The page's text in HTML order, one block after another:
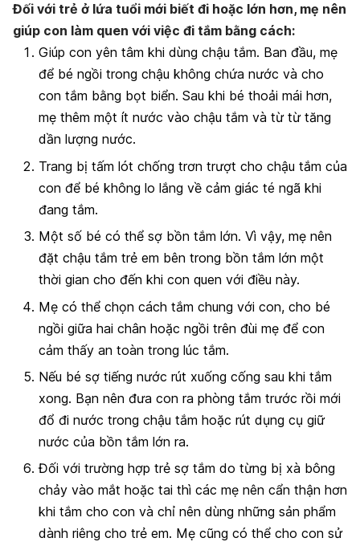
Đối với trẻ ở lứa tuổi mới biết đi hoặc lớn hơn, mẹ nên
giúp con làm quen với việc đi tắm bằng cách:
Giúp con yên tâm khi dùng chậu tắm. Ban đầu, mẹ
để bé ngồi trong chậu không chứa nước và cho
con tắm bằng bọt biển. Sau khi bé thoải mái hơn,
mẹ thêm một ít nước vào chậu tắm và từ từ tăng
dần lượng nước.
Trang bị tấm lót chống trơn trượt cho chậu tắm của
con để bé không lo lắng về cảm giác té ngã khi
đang tắm.
Một số bé có thể sợ bồn tắm lớn. Vì vậy, mẹ nên
đặt chậu tắm trẻ em bên trong bồn tắm lớn một
thời gian cho đến khi con quen với điều này.
Mẹ có thể chọn cách tắm chung với con, cho bé
ngồi giữa hai chân hoặc ngồi trên đùi mẹ để con
cảm thấy an toàn trong lúc tắm.
Nếu bé sợ tiếng nước rút xuống cống sau khi tắm
xong. Bạn nên đưa con ra phòng tắm trước rồi mới
đổ đi nước trong chậu tắm hoặc rút dụng cụ giữ
nước của bồn tắm lớn ra.
Đối với trường hợp trẻ sợ tắm do từng bị xà bông
chảy vào mắt hoặc tai thì các mẹ nên cẩn thận hơn
khi tắm cho con và chỉ nên dùng những sản phẩm
dành riêng cho trẻ em. Mẹ cũng có thể cho con sử